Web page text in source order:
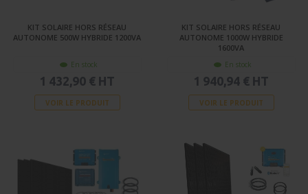
KIT SOLAIRE HORS RÉSEAU
AUTONOME 500W HYBRIDE 1200VA
En stock
1 432,90 € HT
VOIR LE PRODUIT
KIT SOLAIRE HORS RÉSEAU
AUTONOME 1000W HYBRIDE
1600VA
En stock
1 940,94 € HT
VOIR LE PRODUIT